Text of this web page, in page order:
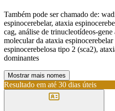
Também pode ser chamado de:
espinocerebelar, ataxia
cag, análise de trinucleotídeos-
molecular da ataxia
espinocerebelosa tipo 2 (sca2),
dominantes
Mostrar mais nomes
Resultado em até 30 dias úteis